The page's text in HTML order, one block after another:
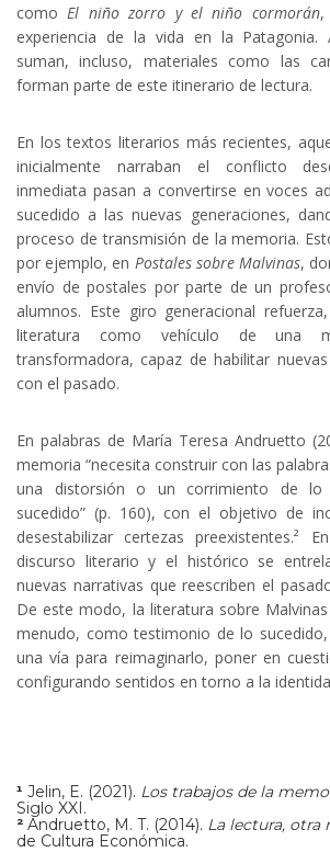
como El niño zorro y el niño cormorán,
experiencia de la vida en la
suman, incluso, materiales como las
forman parte de este itinerario de lectura.
En los textos literarios más recientes,
inicialmente narraban el conflicto
inmediata pasan a convertirse en voces
sucedido a las nuevas generaciones,
proceso de transmisión de la memoria.
por ejemplo, en Postales sobre Malvinas,
envío de postales por parte de un
alumnos. Este giro generacional
literatura como vehículo de una
transformadora, capaz de habilitar
con el pasado.
En palabras de María Teresa Andruetto
memoria “necesita construir con las
una distorsión o un corrimiento de
sucedido” (p. 160), con el objetivo de
desestabilizar certezas preexistentes.²
discurso literario y el histórico se
nuevas narrativas que reescriben el
De este modo, la literatura sobre
menudo, como testimonio de lo
una vía para reimaginarlo, poner en
configurando sentidos en torno a la
¹ Jelin, E. (2021). Los trabajos de la
Siglo XXI.
² Andruetto, M. T. (2014). La lectura, otra
de Cultura Económica.